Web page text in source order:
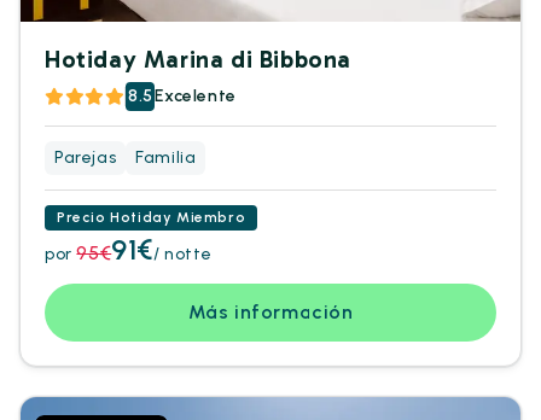
Hotiday Marina di Bibbona
8.5 Excelente
Parejas Familia
Precio Hotiday Miembro
por 95€91€/ notte
Más información